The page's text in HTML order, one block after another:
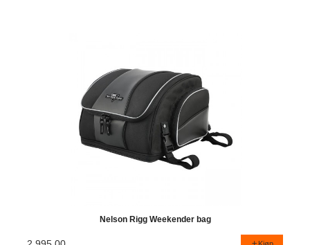
Nelson Rigg Weekender bag
Kjøp